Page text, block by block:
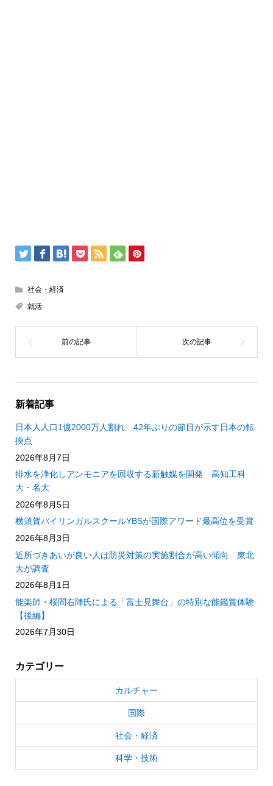
社会・経済
就活
新着記事
日本人人口1億2000万人割れ 42年ぶりの節目が示す日本の転
換点
2026年8月7日
排水を浄化しアンモニアを回収する新触媒を開発 高知工科
大・名大
2026年8月5日
横須賀バイリンガルスクールYBSが国際アワード最高位を受賞
2026年8月3日
近所づきあいが良い人は防災対策の実施割合が高い傾向 東北
大が調査
2026年8月1日
能楽師・桜間右陣氏による「富士見舞台」の特別な能鑑賞体験
【後編】
2026年7月30日
カテゴリー
カルチャー
国際
社会・経済
科学・技術